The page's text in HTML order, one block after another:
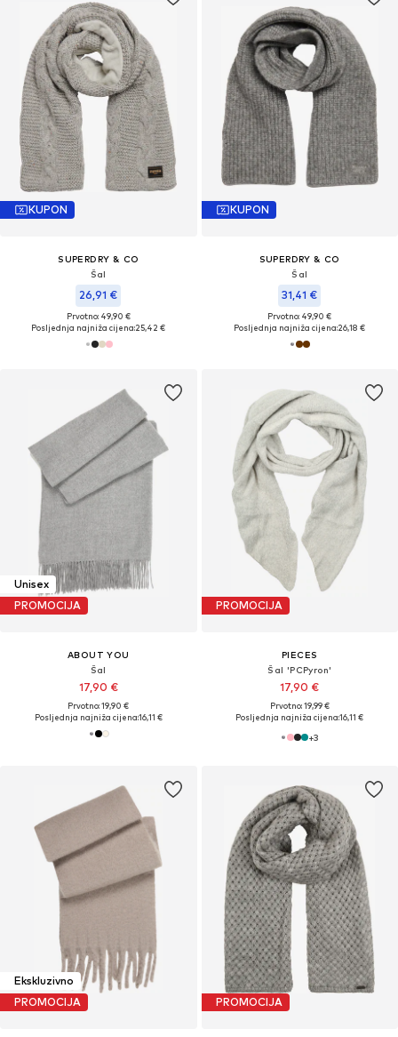
KUPON
SUPERDRY & CO
Šal
26,91 €
Prvotno: 49,90 €
Posljednja najniža cijena:25,42 €
KUPON
SUPERDRY & CO
Šal
31,41 €
Prvotno: 49,90 €
Posljednja najniža cijena:26,18 €
Unisex
PROMOCIJA
ABOUT YOU
Šal
17,90 €
Prvotno: 19,90 €
Posljednja najniža cijena:16,11 €
PROMOCIJA
PIECES
Šal 'PCPyron'
17,90 €
Prvotno: 19,99 €
Posljednja najniža cijena:16,11 €
+3
Ekskluzivno
PROMOCIJA
PROMOCIJA